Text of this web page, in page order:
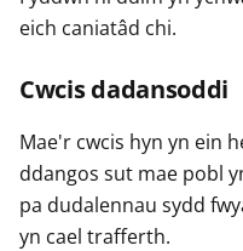
eich caniatâd chi.
Cwcis dadansoddi
Mae'r cwcis hyn yn ein
ddangos sut mae pobl
pa dudalennau sydd
yn cael trafferth.